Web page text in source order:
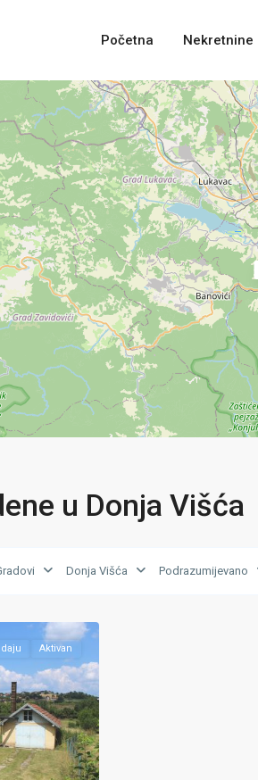
Početna Nekretnine
u Donja Višća
Donja Višća Podrazumijevano
Aktivan